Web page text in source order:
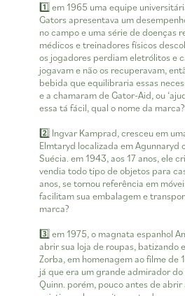
1️⃣ em 1965 uma equipe
Gators apresentava um
no campo e uma série de doenças
médicos e treinadores físicos
os jogadores perdiam eletrólitos e
jogavam e não os recuperavam,
bebida que equilibraria essas
e a chamaram de Gator-Aid, ou
essa tá fácil, qual o nome da marca?
2️⃣ Ingvar Kamprad, cresceu em
Elmtaryd localizada em Agunnaryd
Suécia. em 1943, aos 17 anos, ele
vendia todo tipo de objetos para
anos, se tornou referência em
facilitam sua embalagem e
marca?
3️⃣ em 1975, o magnata espanhol
abrir sua loja de roupas, batizando
Zorba, em homenagem ao filme de
já que era um grande admirador
Quinn. porém, pouco antes de